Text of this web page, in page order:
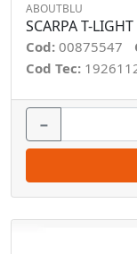
ABOUTBLU
SCARPA T-
Cod: 00875547
Cod Tec:
−